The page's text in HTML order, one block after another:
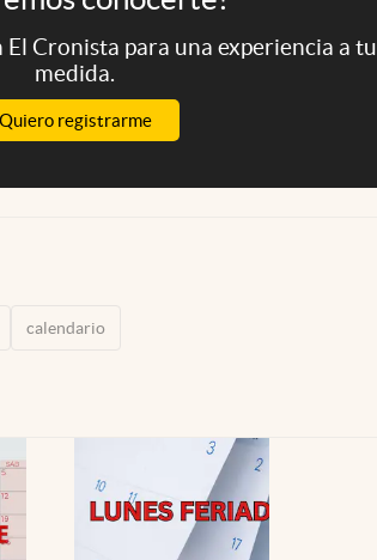
El Cronista para una experiencia a tu
medida.
Quiero registrarme
calendario